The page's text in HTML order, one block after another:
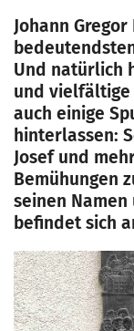
Johann
Und natürlich
und vielfältige
auch einige
hinterlassen:
Josef und
Bemühungen
seinen
befindet sich